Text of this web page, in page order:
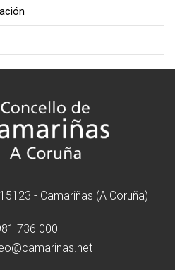
- Camariñas (A Coruña)
736 000